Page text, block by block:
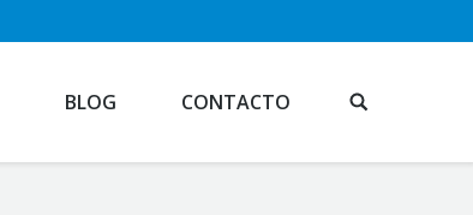
BLOG CONTACTO